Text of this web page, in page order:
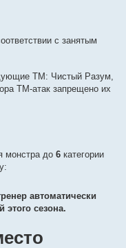
с занятым
ТМ: Чистый Разум,
ТМ-атак запрещено их
монстра до 6 категории
автоматически
этого сезона.